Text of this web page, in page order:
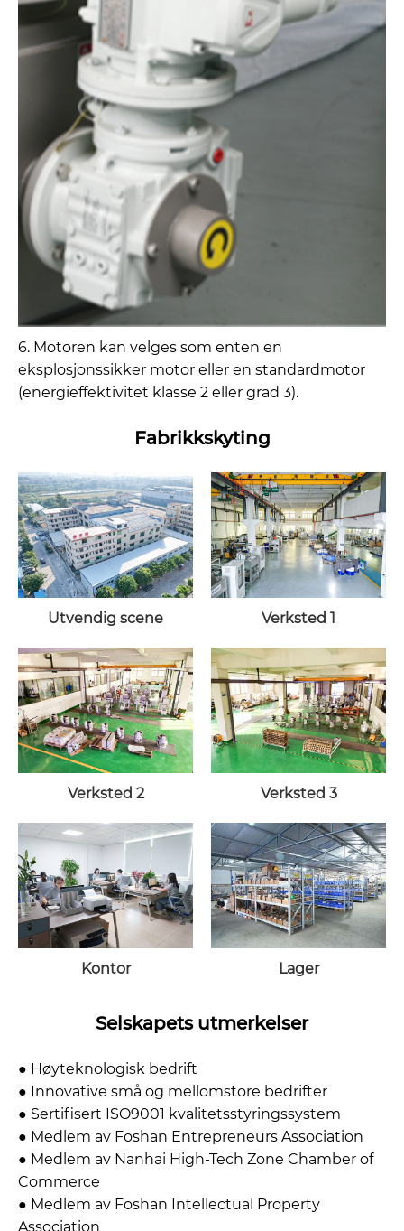
6. Motoren kan velges som enten en
eksplosjonssikker motor eller en standardmotor
(energieffektivitet klasse 2 eller grad 3).
Fabrikkskyting
Utvendig scene Verksted 1
Verksted 2 Verksted 3
Kontor Lager
Selskapets utmerkelser
● Høyteknologisk bedrift
● Innovative små og mellomstore bedrifter
● Sertifisert ISO9001 kvalitetsstyringssystem
● Medlem av Foshan Entrepreneurs Association
● Medlem av Nanhai High-Tech Zone Chamber of
Commerce
● Medlem av Foshan Intellectual Property
Association